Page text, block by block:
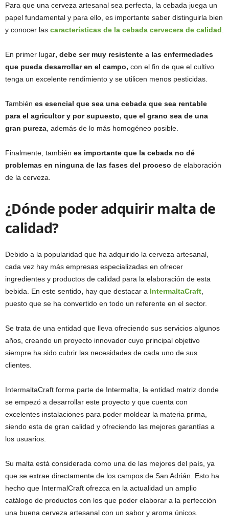
Para que una cerveza artesanal sea perfecta, la cebada juega un
papel fundamental y para ello, es importante saber distinguirla bien
y conocer las características de la cebada cervecera de calidad
En primer lugar, debe ser muy resistente a las enfermedades
que pueda desarrollar en el campo, con el fin de que el cultivo
tenga un excelente rendimiento y se utilicen menos pesticidas.
También es esencial que sea una cebada que sea rentable
para el agricultor y por supuesto, que el grano sea de una
gran pureza , además de lo más homogéneo posible.
Finalmente, también es importante que la cebada no dé
problemas en ninguna de las fases del proceso de elaboración
de la cerveza.
¿Dónde poder adquirir malta de
calidad?
Debido a la popularidad que ha adquirido la cerveza artesanal,
cada vez hay más empresas especializadas en ofrecer
ingredientes y productos de calidad para la elaboración de esta
bebida. En este sentido, hay que destacar a IntermaltaCraft
puesto que se ha convertido en todo un referente en el sector.
Se trata de una entidad que lleva ofreciendo sus servicios algunos
años, creando un proyecto innovador cuyo principal objetivo
siempre ha sido cubrir las necesidades de cada uno de sus
clientes.
IntermaltaCraft forma parte de Intermalta, la entidad matriz donde
se empezó a desarrollar este proyecto y que cuenta con
excelentes instalaciones para poder moldear la materia prima,
siendo esta de gran calidad y ofreciendo las mejores garantías a
los usuarios.
Su malta está considerada como una de las mejores del país, ya
que se extrae directamente de los campos de San Adrián. Esto ha
hecho que IntermalCraft ofrezca en la actualidad un amplio
catálogo de productos con los que poder elaborar a la perfección
una buena cerveza artesanal con un sabor y aroma únicos.